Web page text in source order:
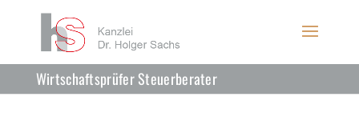
Wirtschaftsprüfer Steuerberater